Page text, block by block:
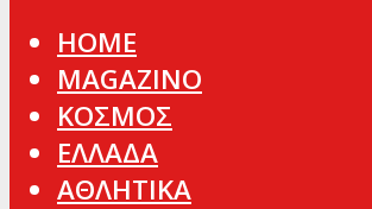
HOME
MAGAZINO
ΚΟΣΜΟΣ
ΕΛΛΑΔΑ
ΑΘΛΗΤΙΚΑ